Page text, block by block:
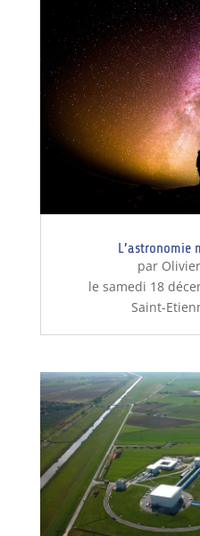
L’astronomie
par
le samedi 18
Saint-